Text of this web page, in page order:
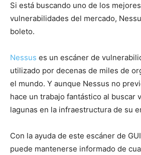
Si está buscando uno de los
vulnerabilidades del mercado,
boleto.
Nessus es un escáner de
utilizado por decenas de miles de
el mundo. Y aunque Nessus no
hace un trabajo fantástico al buscar
lagunas en la infraestructura de su
Con la ayuda de este escáner de
puede mantenerse informado de